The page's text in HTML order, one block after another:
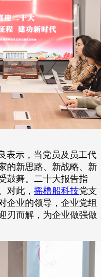
表示，当党员及员工代
的新思路、新战略、新
鼓舞。二十大报告指
对此， 摇橹船科技党支
企业的领导，企业党组
刃而解，为企业做强做